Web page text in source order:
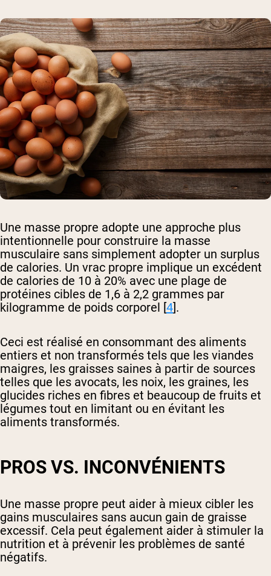
Une masse propre adopte une approche plus
intentionnelle pour construire la masse
musculaire sans simplement adopter un surplus
de calories. Un vrac propre implique un excédent
de calories de 10 à 20% avec une plage de
protéines cibles de 1,6 à 2,2 grammes par
kilogramme de poids corporel [4].
Ceci est réalisé en consommant des aliments
entiers et non transformés tels que les viandes
maigres, les graisses saines à partir de sources
telles que les avocats, les noix, les graines, les
glucides riches en fibres et beaucoup de fruits et
légumes tout en limitant ou en évitant les
aliments transformés.
PROS VS. INCONVÉNIENTS
Une masse propre peut aider à mieux cibler les
gains musculaires sans aucun gain de graisse
excessif. Cela peut également aider à stimuler la
nutrition et à prévenir les problèmes de santé
négatifs.